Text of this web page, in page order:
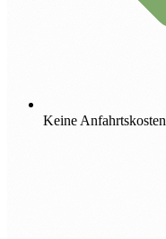
Keine Anfahrtskosten